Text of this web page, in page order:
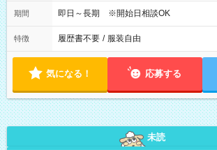
期間 即日～長期 ※開始日相談OK
特徴 履歴書不要 / 服装自由
気になる！ 応募する
未読